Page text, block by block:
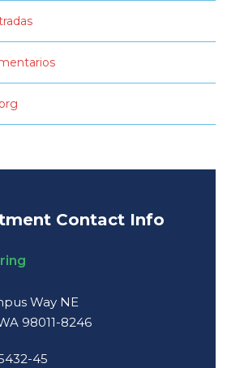
Contact Info
Way NE
98011-8246
45